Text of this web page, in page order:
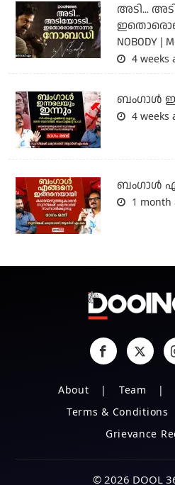
അടി...
NOBODY |
4 weeks
ബംഗാള്‍
4 weeks
ബം​ഗാൾ
1 month
About Team
Terms & Conditions
Grievance
© 2026 DOOL